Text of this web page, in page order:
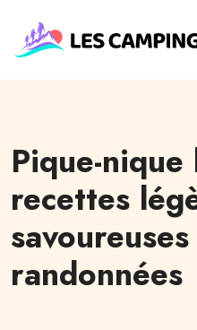
Pique-
recettes
randonnées